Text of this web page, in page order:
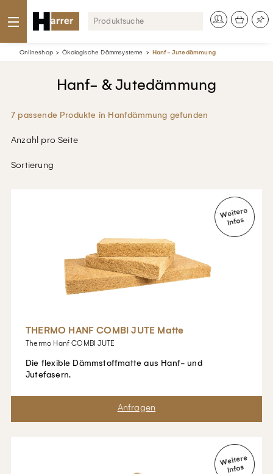
Onlineshop Ökologische Dämmsysteme Hanf- Jutedämmung
Hanf- & Jutedämmung
7 passende Produkte in Hanfdämmung gefunden
Anzahl pro Seite
Sortierung
THERMO HANF COMBI JUTE Matte
Thermo Hanf COMBI JUTE
Die flexible Dämmstoffmatte aus Hanf- und
Jutefasern.